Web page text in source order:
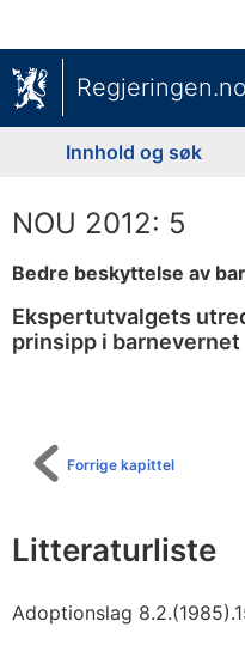
Regjeringen.no
Innhold og søk
NOU 2012: 5
Bedre beskyttelse av
Ekspertutvalgets
prinsipp i barnevernet
Forrige kapittel
Litteraturliste
Adoptionslag